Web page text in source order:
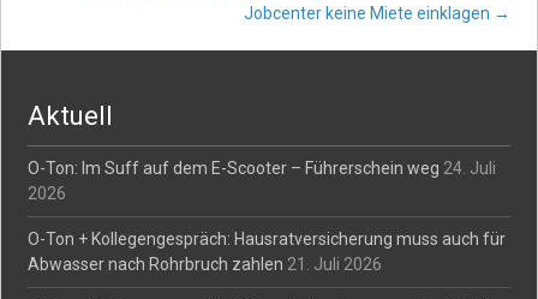
navigationJobcenter keine Miete einklagen →
Aktuell
O-Ton: Im Suff auf dem E-Scooter – Führerschein weg 24. Juli
2026
O-Ton + Kollegengespräch: Hausratversicherung muss auch für
Abwasser nach Rohrbruch zahlen 21. Juli 2026